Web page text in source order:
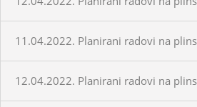
11.04.2022. Planirani radovi na
12.04.2022. Planirani radovi na